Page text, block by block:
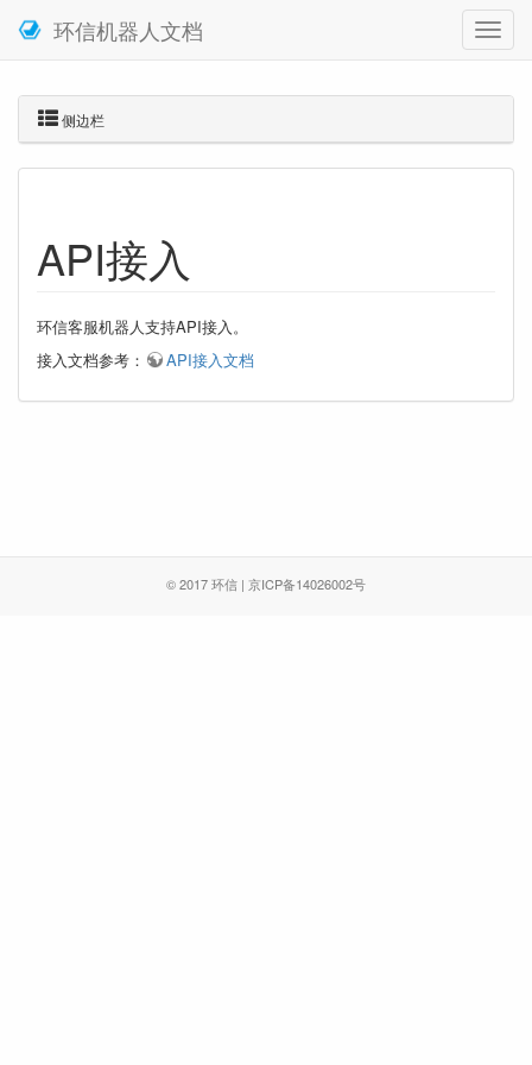
环信机器人文档
侧边栏
API接入
环信客服机器人支持API接入。
接入文档参考：
API接入文档
© 2017 环信 | 京ICP备14026002号